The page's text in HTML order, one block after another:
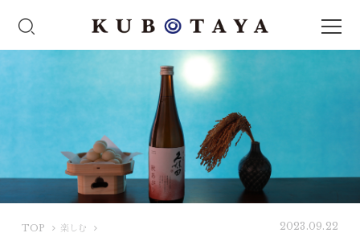
TOP
楽しむ
2023.09.22